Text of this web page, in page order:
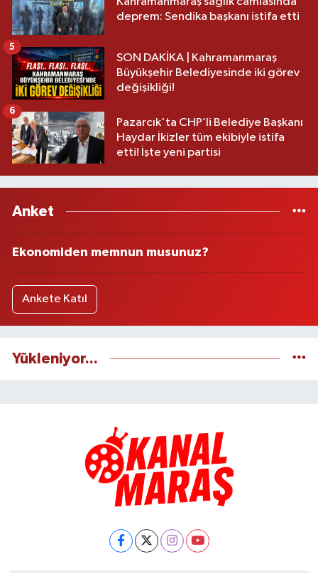
deprem: Sendika başkanı istifa etti
SON DAKİKA | Kahramanmaraş
Büyükşehir Belediyesinde iki görev
değişikliği!
5
Pazarcık'ta CHP’li Belediye Başkanı
Haydar İkizler tüm ekibiyle istifa
etti! İşte yeni partisi
6
Anket
Ekonomiden memnun musunuz?
Ankete Katıl
Yükleniyor...